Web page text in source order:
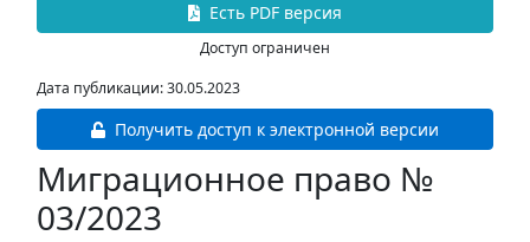
Есть PDF версия
Доступ ограничен
Дата публикации: 30.05.2023
Получить доступ к электронной версии
Миграционное право №
03/2023